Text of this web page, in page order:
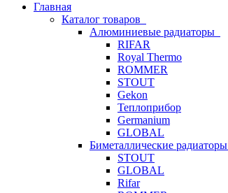
Главная
Каталог товаров
Алюминиевые радиаторы
RIFAR
Royal Thermo
ROMMER
STOUT
Gekon
Теплоприбор
Germanium
GLOBAL
Биметаллические радиаторы
STOUT
GLOBAL
Rifar